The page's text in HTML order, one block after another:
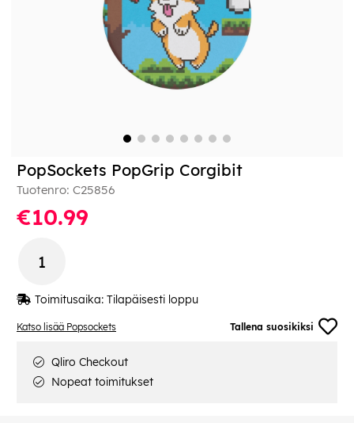
Katso lisää Popsockets Tallena suosikiksi
PopSockets PopGrip Corgibit
Tuotenro: C25856
€10.99
Toimitusaika: Tilapäisesti loppu
Qliro Checkout
Nopeat toimitukset